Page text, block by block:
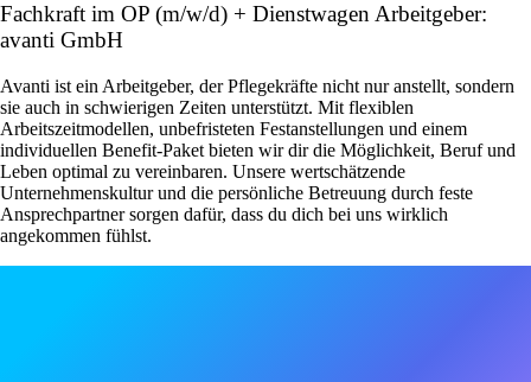
Fachkraft im OP (m/w/d) + Dienstwagen Arbeitgeber:
avanti GmbH
Avanti ist ein Arbeitgeber, der Pflegekräfte nicht nur anstellt, sondern
sie auch in schwierigen Zeiten unterstützt. Mit flexiblen
Arbeitszeitmodellen, unbefristeten Festanstellungen und einem
individuellen Benefit-Paket bieten wir dir die Möglichkeit, Beruf und
Leben optimal zu vereinbaren. Unsere wertschätzende
Unternehmenskultur und die persönliche Betreuung durch feste
Ansprechpartner sorgen dafür, dass du dich bei uns wirklich
angekommen fühlst.